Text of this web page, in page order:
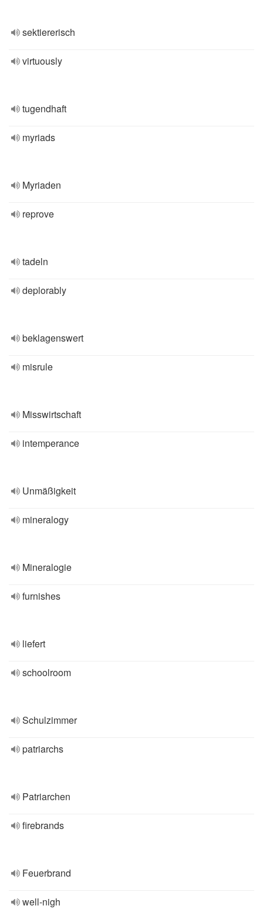
sektiererisch
virtuously
tugendhaft
myriads
Myriaden
reprove
tadeln
deplorably
beklagenswert
misrule
Misswirtschaft
intemperance
Unmäßigkeit
mineralogy
Mineralogie
furnishes
liefert
schoolroom
Schulzimmer
patriarchs
Patriarchen
firebrands
Feuerbrand
well-nigh